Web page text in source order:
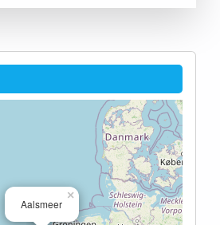
Aalsmeer
×